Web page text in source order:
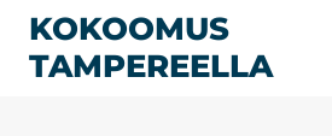
Siirry
sisältöön
KOKOOMUS
TAMPEREELLA